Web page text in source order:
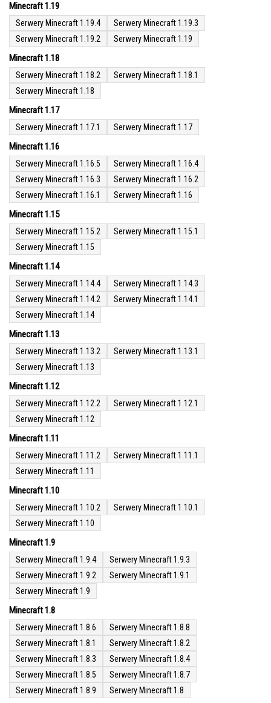
Minecraft 1.19
Serwery Minecraft 1.19.4
Serwery Minecraft 1.19.3
Serwery Minecraft 1.19.2
Serwery Minecraft 1.19
Minecraft 1.18
Serwery Minecraft 1.18.2
Serwery Minecraft 1.18.1
Serwery Minecraft 1.18
Minecraft 1.17
Serwery Minecraft 1.17.1 Serwery Minecraft 1.17
Minecraft 1.16
Serwery Minecraft 1.16.5
Serwery Minecraft 1.16.4
Serwery Minecraft 1.16.3
Serwery Minecraft 1.16.2
Serwery Minecraft 1.16.1
Serwery Minecraft 1.16
Minecraft 1.15
Serwery Minecraft 1.15.2
Serwery Minecraft 1.15.1
Serwery Minecraft 1.15
Minecraft 1.14
Serwery Minecraft 1.14.4
Serwery Minecraft 1.14.3
Serwery Minecraft 1.14.2
Serwery Minecraft 1.14.1
Serwery Minecraft 1.14
Minecraft 1.13
Serwery Minecraft 1.13.2
Serwery Minecraft 1.13.1
Serwery Minecraft 1.13
Minecraft 1.12
Serwery Minecraft 1.12.2
Serwery Minecraft 1.12.1
Serwery Minecraft 1.12
Minecraft 1.11
Serwery Minecraft 1.11.2
Serwery Minecraft 1.11.1
Serwery Minecraft 1.11
Minecraft 1.10
Serwery Minecraft 1.10.2
Serwery Minecraft 1.10.1
Serwery Minecraft 1.10
Minecraft 1.9
Serwery Minecraft 1.9.4
Serwery Minecraft 1.9.3
Serwery Minecraft 1.9.2
Serwery Minecraft 1.9.1
Serwery Minecraft 1.9
Minecraft 1.8
Serwery Minecraft 1.8.6
Serwery Minecraft 1.8.8
Serwery Minecraft 1.8.1
Serwery Minecraft 1.8.2
Serwery Minecraft 1.8.3
Serwery Minecraft 1.8.4
Serwery Minecraft 1.8.5
Serwery Minecraft 1.8.7
Serwery Minecraft 1.8.9
Serwery Minecraft 1.8